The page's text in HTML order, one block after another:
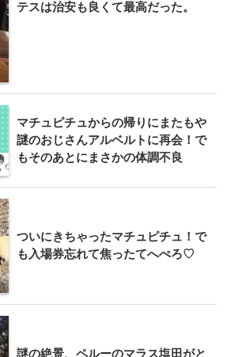
テスは治安も良くて最高だった。
マチュピチュからの帰りにまたもや
謎のおじさんアルベルトに再会！で
もそのあとにまさかの体調不良
ついにきちゃったマチュピチュ！で
も入場券忘れて焦ったてへぺろ♡
謎の絶景、ペルーのマラス塩田がと